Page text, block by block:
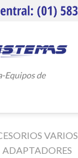
Equipos de
VARIOS
ADAPTADORES